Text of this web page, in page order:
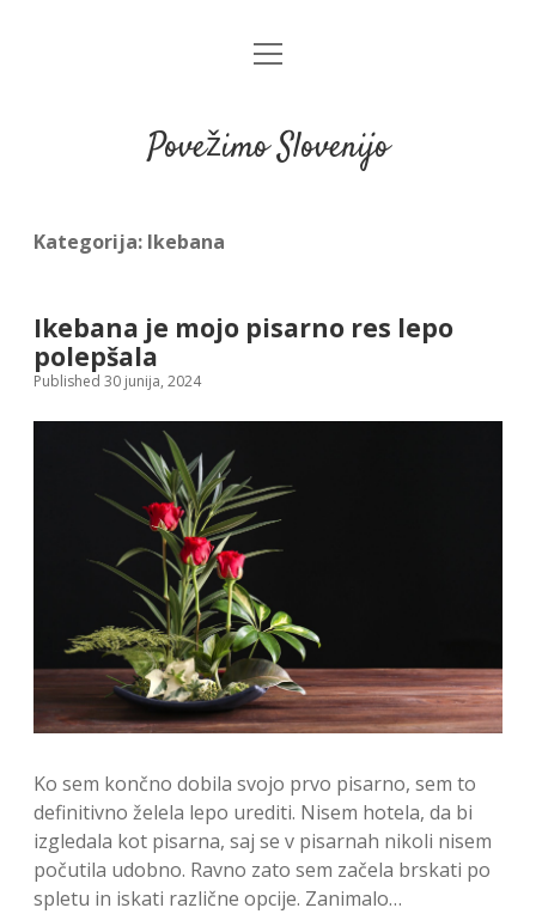
open
Povežimo Slovenijo
Kategorija: Ikebana
Ikebana je mojo pisarno res lepo
polepšala
Published 30 junija, 2024
Ko sem končno dobila svojo prvo pisarno, sem to
definitivno želela lepo urediti. Nisem hotela, da bi
izgledala kot pisarna, saj se v pisarnah nikoli nisem
počutila udobno. Ravno zato sem začela brskati po
spletu in iskati različne opcije. Zanimalo…